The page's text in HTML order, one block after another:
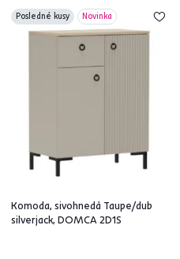
Posledné kusy Novinka
Komoda, sivohnedá Taupe/dub
silverjack, DOMCA 2D1S